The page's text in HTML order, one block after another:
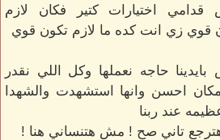
اختيارات كتير فكان لازم
قوي زي انت كده ما لازم تكون قوي
حاجه نعملها وكل اللي نقدر
مكان احسن وانها استشهدت والشهدا
عند ربنا
تاني صح ! مش هتنساني هنا !